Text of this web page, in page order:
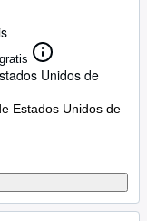
Unidos de
Estados Unidos de